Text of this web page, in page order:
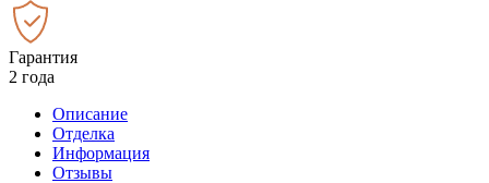
Гарантия
2 года
Описание
Отделка
Информация
Отзывы